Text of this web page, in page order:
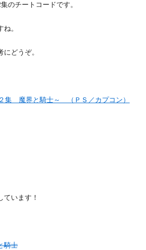
のチートコードです。
。
どうぞ。
魔界と騎士～ （ＰＳ／カプコン）
います！
騎士